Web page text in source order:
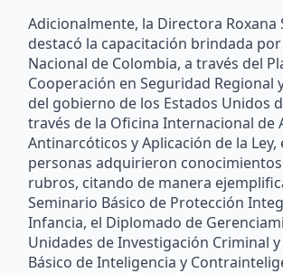
Adicionalmente, la Directora Roxana
destacó la capacitación brindada por
Nacional de Colombia, a través del
Cooperación en Seguridad Regional
del gobierno de los Estados Unidos
través de la Oficina Internacional de
Antinarcóticos y Aplicación de la Ley,
personas adquirieron
rubros, citando de manera
Seminario Básico de Protección
Infancia, el Diplomado de
Unidades de Investigación Criminal y
Básico de Inteligencia y